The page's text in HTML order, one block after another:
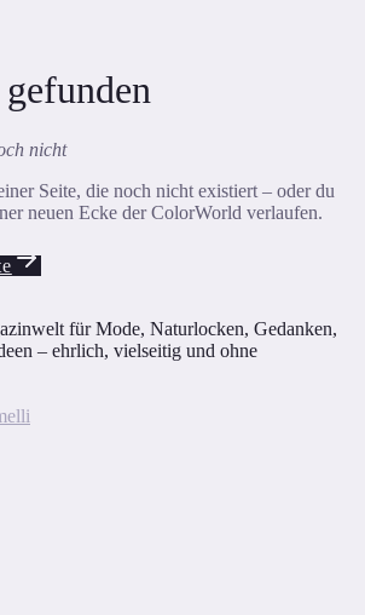
nicht
Seite, die noch nicht existiert – oder du
neuen Ecke der ColorWorld verlaufen.
für Mode, Naturlocken, Gedanken,
– ehrlich, vielseitig und ohne